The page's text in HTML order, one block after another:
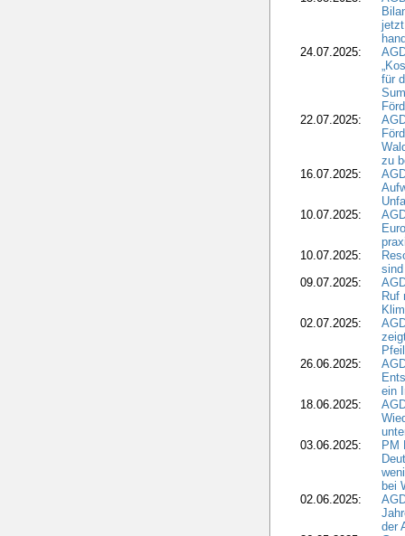
24.07.2025:
für
22.07.2025:
zu
16.07.2025:
10.07.2025:
10.07.2025:
09.07.2025:
Ruf
02.07.2025:
26.06.2025:
ein
18.06.2025:
03.06.2025:
PM
bei
02.06.2025:
der